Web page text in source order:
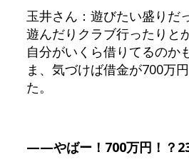
玉井さん：遊びたい盛りだ
遊んだりクラブ行ったりと
自分がいくら借りてるのか
ま、気づけば借金が700万
た。
——やばー！700万円！？